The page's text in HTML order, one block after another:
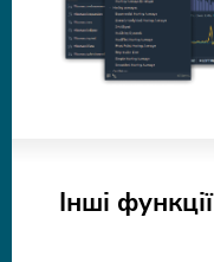
Інші функції